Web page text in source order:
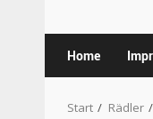
Home
Start Rädler